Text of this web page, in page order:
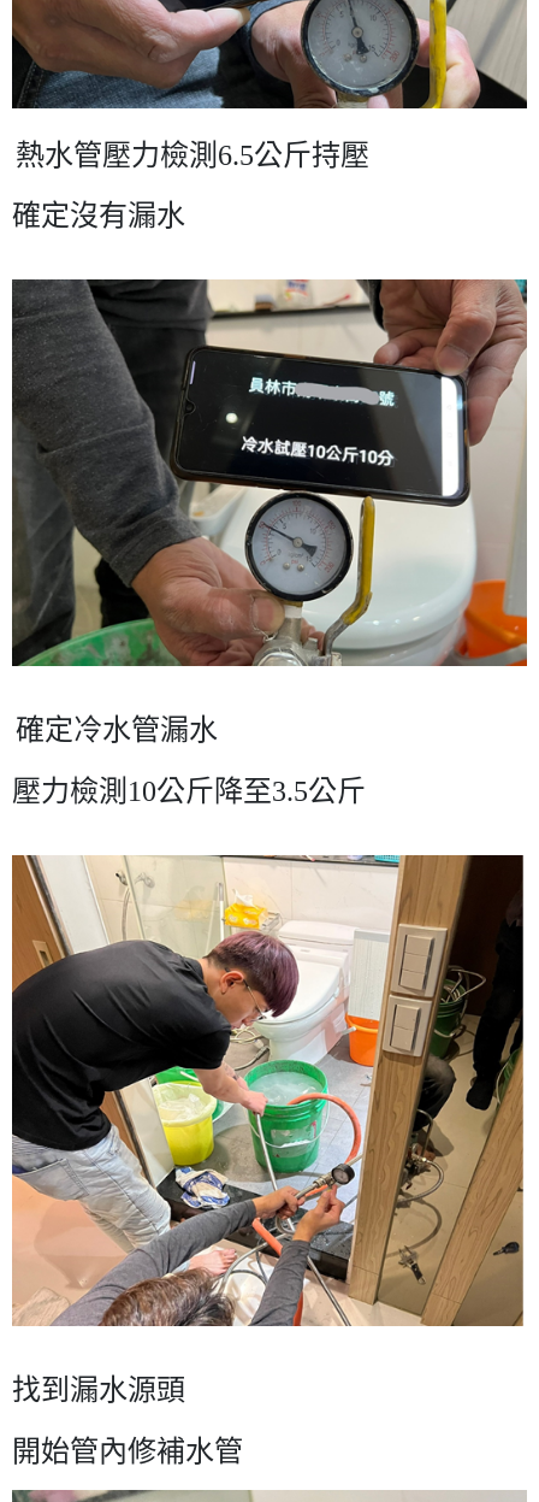
熱水管壓力檢測 6.5公斤持壓
確定沒有漏水
確定冷水管漏水
壓力檢測 10公斤降至3.5公斤
找到漏水源頭
開始管內修補水管